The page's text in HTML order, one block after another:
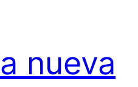
nueva